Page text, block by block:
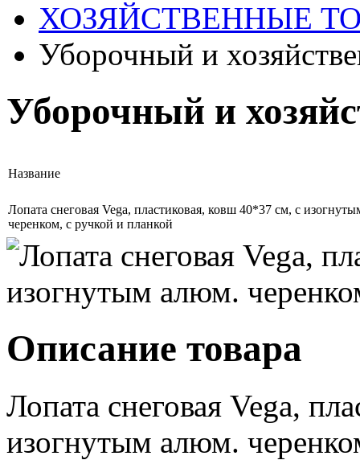
ХОЗЯЙСТВЕННЫЕ
Уборочный и
Уборочный и
Название
Лопата снеговая Vega, пластиковая, ковш 40*37 см, с
черенком, с ручкой и планкой
Описание товара
Лопата снеговая Vega,
изогнутым алюм.